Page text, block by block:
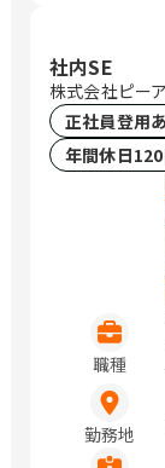
社内SE
株式会社ピー
正社員登用
年間休日
職種
勤務地